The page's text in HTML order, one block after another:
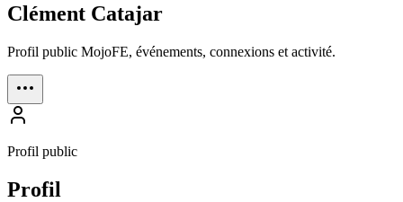
Clément Catajar
Profil public MojoFE, événements, connexions et activité.
Profil public
Profil